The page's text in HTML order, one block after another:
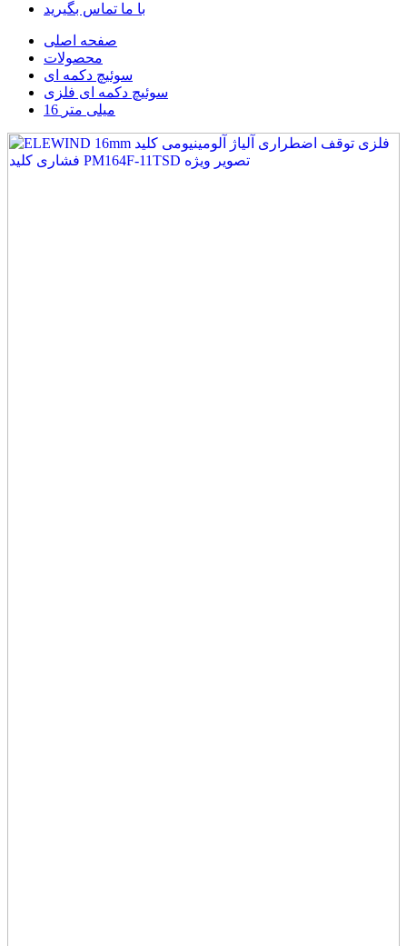
با ما تماس بگیرید
صفحه اصلی
محصولات
سوئیچ دکمه ای
سوئیچ دکمه ای فلزی
16 میلی متر